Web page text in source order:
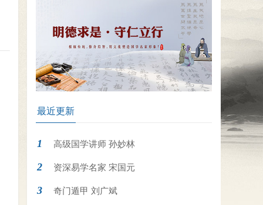
最近更新
高级国学讲师 孙妙林
资深易学名家 宋国元
奇门遁甲 刘广斌